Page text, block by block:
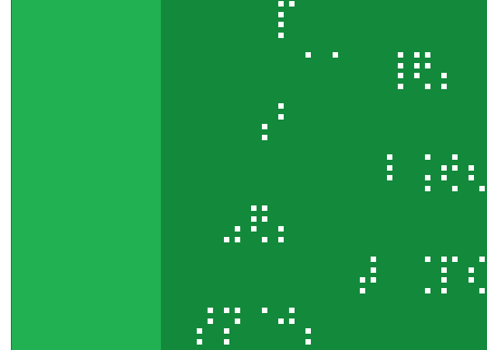
⠀⠀⠀⡏⠀⠀⠀⠀⠀
⠀⠀⢠⠃⠀⠀⠀⠀⠀
⠀⣠⢟⡄⠀⠀⠀⠀⠀
⡜⡝⠈⠚⡄⠀⠀⠀⠀